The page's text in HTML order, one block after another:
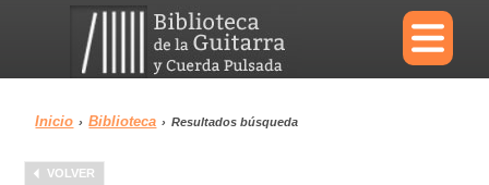
×
Menu
Inicio › Biblioteca › Resultados búsqueda
VOLVER